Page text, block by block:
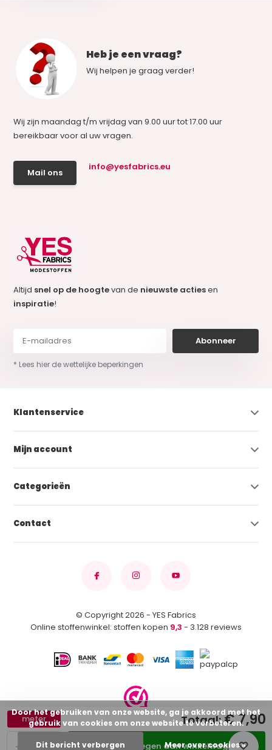
+
-
meter
Toevoegen aan winkelwagen
Totaal:€ 7,90
Heb je een vraag?
Wij helpen je graag verder!
Wij zijn maandag t/m vrijdag van 9.00 uur tot 17.00 uur
bereikbaar voor al uw vragen.
Mail ons
info@yesfabrics.eu
Altijd snel op de hoogtevan de nieuwste actiesen
inspiratie!
Abonneer
* Lees hier de wettelijke beperkingen
Klantenservice
Mijn account
Categorieën
Contact
© Copyright 2026 - YES Fabrics
Online stoffenwinkel: stoffen kopen 9,3 - 3.128 reviews
Door het gebruiken van onze website, ga je akkoord met het
gebruik van cookies om onze website te verbeteren.
Dit bericht verbergen Meer over cookies »